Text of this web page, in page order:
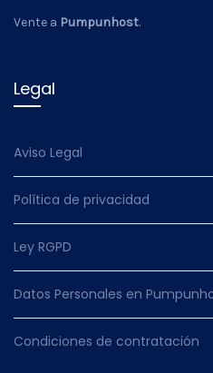
Vente a Pumpunhost.
Legal
Aviso Legal
Política de privacidad
Ley RGPD
Datos Personales en
Condiciones de contratación